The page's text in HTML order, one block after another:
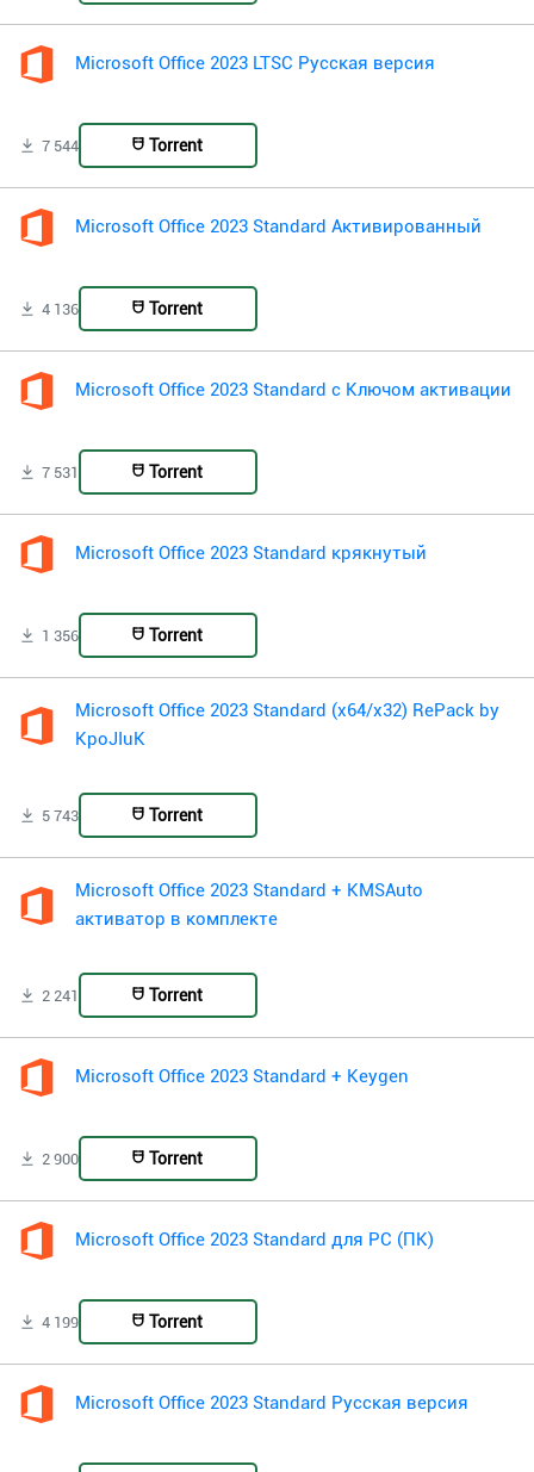
Microsoft Office 2023 LTSC Русская версия
7 544 Torrent
Microsoft Office 2023 Standard Активированный
4 136 Torrent
Microsoft Office 2023 Standard с Ключом активации
7 531 Torrent
Microsoft Office 2023 Standard крякнутый
1 356 Torrent
Microsoft Office 2023 Standard (x64/x32) RePack by
KpoJIuK
5 743 Torrent
Microsoft Office 2023 Standard + KMSAuto
активатор в комплекте
2 241 Torrent
Microsoft Office 2023 Standard + Keygen
2 900 Torrent
Microsoft Office 2023 Standard для PC (ПК)
4 199 Torrent
Microsoft Office 2023 Standard Русская версия